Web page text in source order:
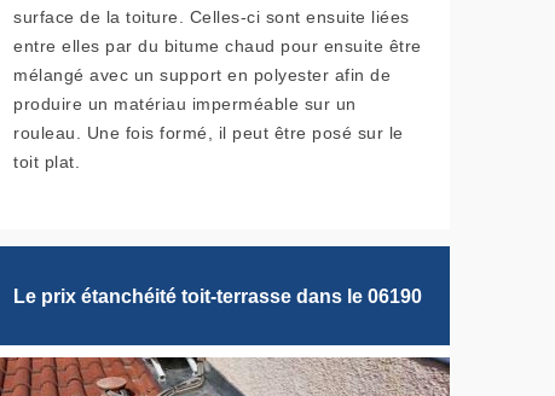
surface de la toiture. Celles-ci sont ensuite liées
entre elles par du bitume chaud pour ensuite être
mélangé avec un support en polyester afin de
produire un matériau imperméable sur un
rouleau. Une fois formé, il peut être posé sur le
toit plat.
Le prix étanchéité toit-terrasse dans le 06190